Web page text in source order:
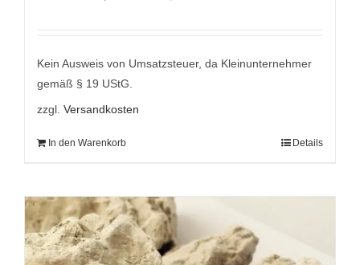
9,95 €
7,95 €.
Kein Ausweis von Umsatzsteuer, da Kleinunternehmer
gemäß § 19 UStG.
zzgl. Versandkosten
In den Warenkorb Details